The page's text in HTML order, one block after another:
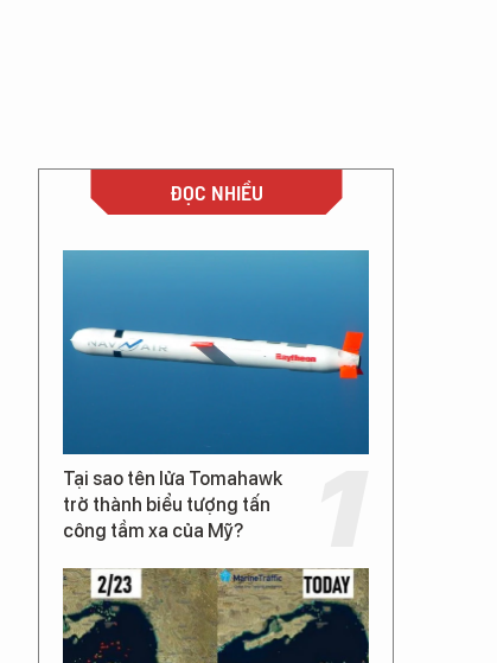
ĐỌC NHIỀU
Tại sao tên lửa Tomahawk
trở thành biểu tượng tấn
công tầm xa của Mỹ?